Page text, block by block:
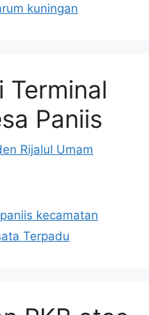
kuningan
Terminal
Paniis
Rijalul Umam
kecamatan
Terpadu